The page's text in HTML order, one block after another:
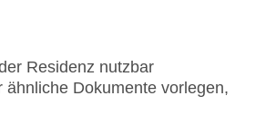
Residenz nutzbar
Dokumente vorlegen,